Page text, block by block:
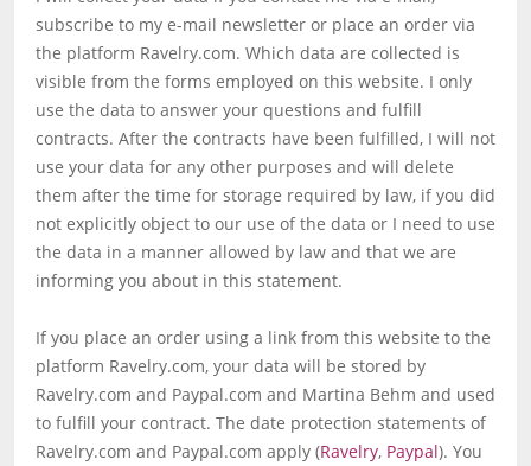
subscribe to my e-mail newsletter or place an order via
the platform Ravelry.com. Which data are collected is
visible from the forms employed on this website. I only
use the data to answer your questions and fulfill
contracts. After the contracts have been fulfilled, I will not
use your data for any other purposes and will delete
them after the time for storage required by law, if you did
not explicitly object to our use of the data or I need to use
the data in a manner allowed by law and that we are
informing you about in this statement.
If you place an order using a link from this website to the
platform Ravelry.com, your data will be stored by
Ravelry.com and Paypal.com and Martina Behm and used
to fulfill your contract. The date protection statements of
Ravelry.com and Paypal.com apply (Ravelry, Paypal). You